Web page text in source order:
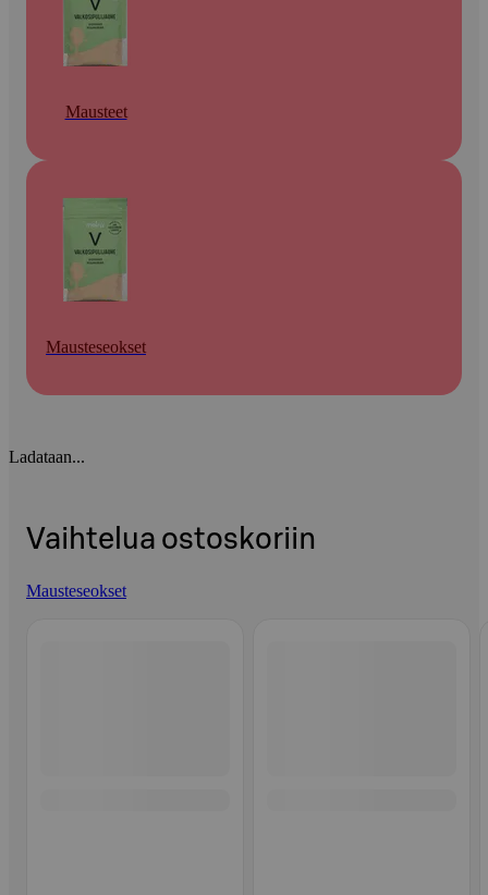
Mausteet
Mausteseokset
Ladataan...
Vaihtelua ostoskoriin
Mausteseokset